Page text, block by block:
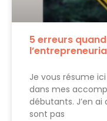
5 erreurs
Je vous résume
dans mes
débutants. J’en
sont pas